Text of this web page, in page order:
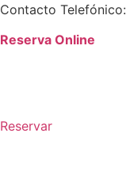
Saltar
contenido
Contacto Telefónico:
Reserva Online
Reservar